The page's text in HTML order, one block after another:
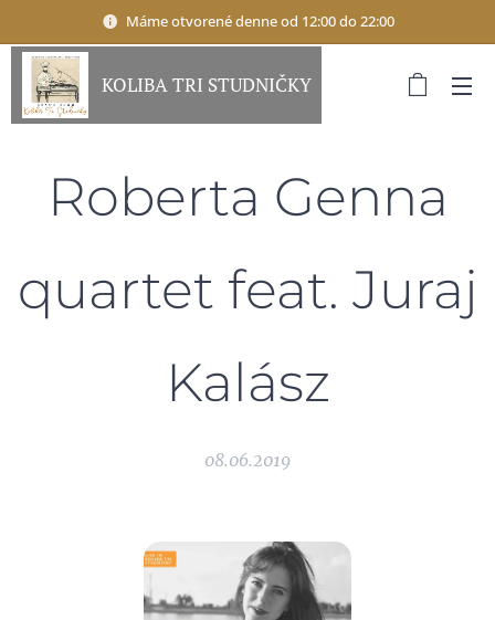
Máme otvorené denne od 12:00 do 22:00
KOLIBA TRI STUDNIČKY
Roberta Genna
quartet feat. Juraj
Kalász
08.06.2019